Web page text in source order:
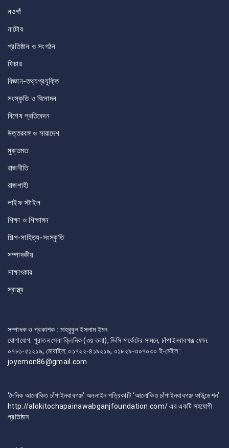
নওগাঁ
নাটোর
প্রতিষ্ঠান ও সংগঠন
ফিচার
বিজ্ঞান-তথ্যপ্রযুক্তি
সংস্কৃতি ও বিনোদন
বিশেষ প্রতিবেদন
উত্তরবঙ্গ ও সারাদেশ
মুক্তমত
রাজনীতি
রাজশাহী
লাইফ স্টাইল
শিক্ষা ও শিক্ষাঙ্গন
শিল্প-সাহিত্য-সংস্কৃতি
সম্পাদকীয়
সাক্ষাৎকার
স্বাস্থ্য
সম্পাদক ও প্রকাশক : মাহবুবুল ইসলাম ইমন
যোগাযোগ: পুরাতন সেবা ক্লিনিক (৩য় তলা), ডিসি মার্কেটের সামনে, চাঁপাইনবাবগঞ্জ ফোন:
০৭৮১-৫১২১৯, মোবাইল: ০১৭২২-৪১৯২১৯, ০১৮২৯-৩০৭০৩০ ই-মেইল :
joyemon86@gmail.com
‘দৈনিক আলোকিত চাঁপাইনবাবগঞ্জ’ অনলাইন পত্রিকাটি ‘আলোকিত চাঁপাইনবাবগঞ্জ ফাউন্ডেশন’
http://alokitochapainawabganjfoundation.com/ এর একটি সহযোগী
প্রতিষ্ঠান